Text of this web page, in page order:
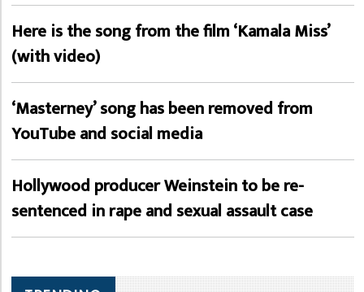
Here is the song from the film ‘Kamala Miss’
(with video)
‘Masterney’ song has been removed from
YouTube and social media
Hollywood producer Weinstein to be re-
sentenced in rape and sexual assault case